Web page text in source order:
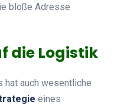
bloße Adresse
die Logistik
hat auch wesentliche
eines